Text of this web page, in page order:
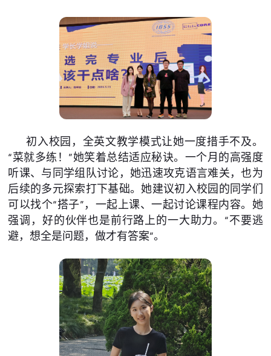
初入校园，全英文教学模式让她一度措手不及。
“菜就多练！”她笑着总结适应秘诀。一个月的高强度
听课、与同学组队讨论，她迅速攻克语言难关，也为
后续的多元探索打下基础。她建议初入校园的同学们
可以找个“搭子”，一起上课、一起讨论课程内容。她
强调，好的伙伴也是前行路上的一大助力。“不要逃
避，想全是问题，做才有答案”。